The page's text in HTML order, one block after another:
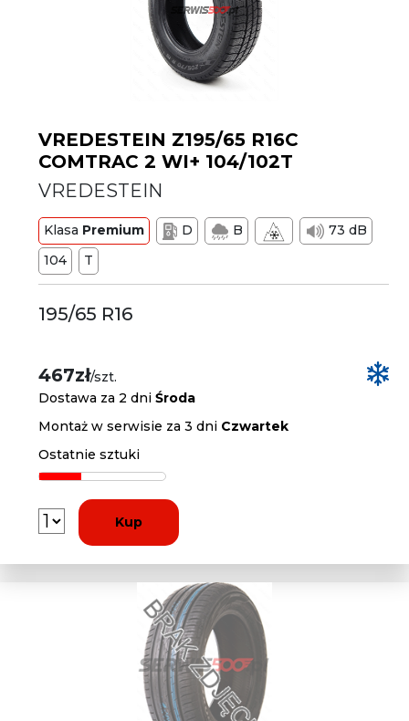
VREDESTEIN Z195/65 R16C
COMTRAC 2 WI+ 104/102T
VREDESTEIN
Klasa Premium D B
73 dB
104
T
195/65 R16
467zł/szt.
Dostawa za 2 dniŚroda
Montaż w serwisie za 3 dni Czwartek
Ostatnie sztuki
Kup